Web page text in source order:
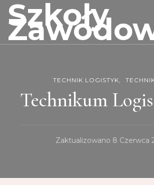
Szkoły
TECHNIK LOGISTYK
Technikum
Zaktualizowano 8 Czerwca